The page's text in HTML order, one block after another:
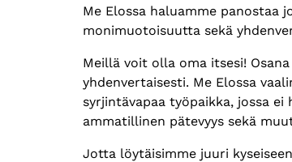
Me Elossa haluamme panostaa
monimuotoisuutta sekä
Meillä voit olla oma itsesi!
yhdenvertaisesti. Me Elossa
syrjintävapaa työpaikka, jossa
ammatillinen pätevyys sekä
Jotta löytäisimme juuri